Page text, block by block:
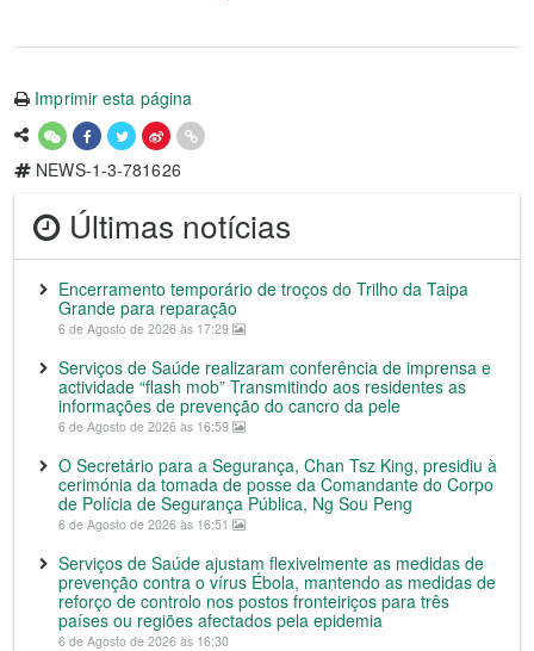
Imprimir esta página
NEWS-1-3-781626
Últimas notícias
Encerramento temporário de troços do Trilho da Taipa
Grande para reparação
6 de Agosto de 2026 às 17:29
Serviços de Saúde realizaram conferência de imprensa e
actividade “flash mob” Transmitindo aos residentes as
informações de prevenção do cancro da pele
6 de Agosto de 2026 às 16:59
O Secretário para a Segurança, Chan Tsz King, presidiu à
cerimónia da tomada de posse da Comandante do Corpo
de Polícia de Segurança Pública, Ng Sou Peng
6 de Agosto de 2026 às 16:51
Serviços de Saúde ajustam flexivelmente as medidas de
prevenção contra o vírus Ébola, mantendo as medidas de
reforço de controlo nos postos fronteiriços para três
países ou regiões afectados pela epidemia
6 de Agosto de 2026 às 16:30